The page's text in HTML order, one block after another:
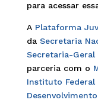
para acessar
A Plataforma
da Secretaria
Secretaria-Geral
parceria com o
Instituto Federal